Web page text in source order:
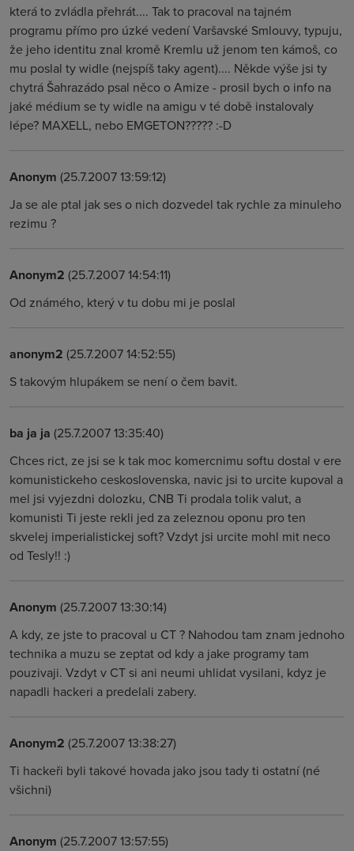
která to zvládla přehrát.... Tak to pracoval na tajném
programu přímo pro úzké vedení Varšavské Smlouvy, typuju,
že jeho identitu znal kromě Kremlu už jenom ten kámoš, co
mu poslal ty widle (nejspíš taky agent).... Někde výše jsi ty
chytrá Šahrazádo psal něco o Amize - prosil bych o info na
jaké médium se ty widle na amigu v té době instalovaly
lépe? MAXELL, nebo EMGETON????? :-D
Anonym (25.7.2007 13:59:12)
Ja se ale ptal jak ses o nich dozvedel tak rychle za minuleho
rezimu ?
Anonym2 (25.7.2007 14:54:11)
Od známého, který v tu dobu mi je poslal
anonym2 (25.7.2007 14:52:55)
S takovým hlupákem se není o čem bavit.
ba ja ja (25.7.2007 13:35:40)
Chces rict, ze jsi se k tak moc komercnimu softu dostal v ere
komunistickeho ceskoslovenska, navic jsi to urcite kupoval a
mel jsi vyjezdni dolozku, CNB Ti prodala tolik valut, a
komunisti Ti jeste rekli jed za zeleznou oponu pro ten
skvelej imperialistickej soft? Vzdyt jsi urcite mohl mit neco
od Tesly!! :)
Anonym (25.7.2007 13:30:14)
A kdy, ze jste to pracoval u CT ? Nahodou tam znam jednoho
technika a muzu se zeptat od kdy a jake programy tam
pouzivaji. Vzdyt v CT si ani neumi uhlidat vysilani, kdyz je
napadli hackeri a predelali zabery.
Anonym2 (25.7.2007 13:38:27)
Ti hackeři byli takové hovada jako jsou tady ti ostatní (né
všichni)
Anonym (25.7.2007 13:57:55)